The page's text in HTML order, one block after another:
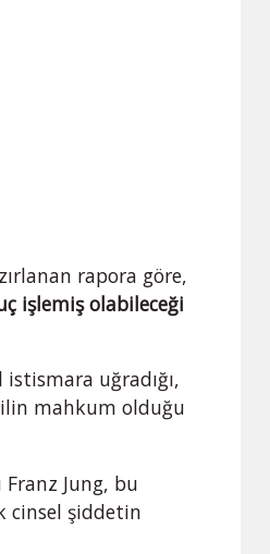
rapora göre,
işlemiş olabileceği
istismara uğradığı,
mahkum olduğu
Jung, bu
cinsel şiddetin